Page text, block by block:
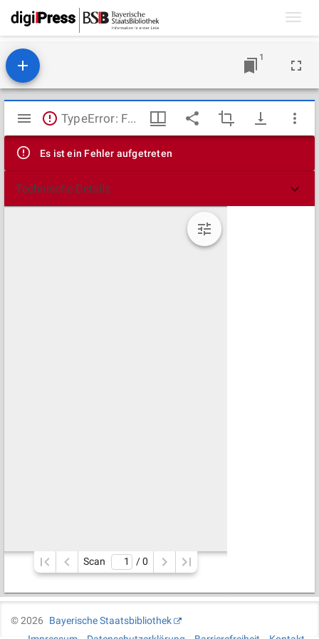
1
Mirador
Viewer
TypeError: Failed to fetch
Es ist ein Fehler aufgetreten
Technische Details
Scan / 0
©2026
Bayerische Staatsbibliothek